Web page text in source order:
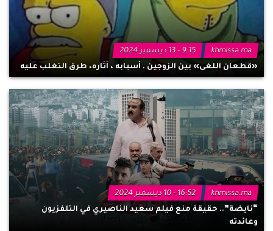
khmissa.ma
9:15 - 13 ديسمبر 2024
«قطعان اللغى» بين الزوجين . أسبابه ، آثاره، طرق التغلب عليه
khmissa.ma
16:52 - 10 ديسمبر 2024
“نايضة”.. حقيقة منع فيلم سعيد الناصيري في التلفزيون
وعائدته